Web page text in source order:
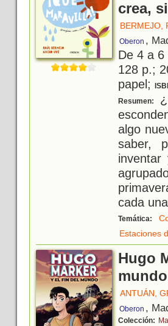
crea,
BERMEJO,
Oberon ,
De 4 a
128 p.;
papel;
Resumen:
algo
saber,
cada
Temática:
Estaciones
Hugo
mundo
ANTUÁN,
Oberon ,
Colección: